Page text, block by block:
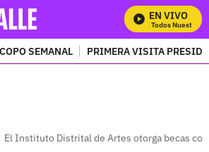
EN VIVO
Mira Todos Nuestros
SEMANAL PRIMERA VISITA
El Instituto Distrital de Artes otorga becas